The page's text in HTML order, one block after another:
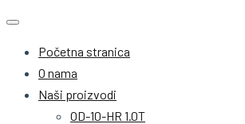
Početna stranica
O nama
Naši proizvodi
OD-10-HR 1.0T